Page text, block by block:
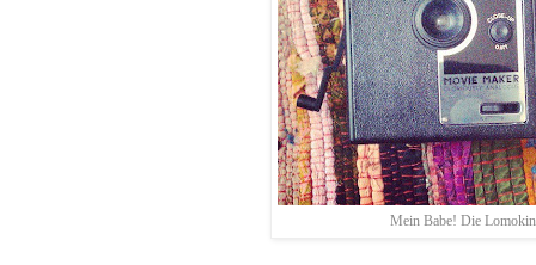
Mein Babe! Die